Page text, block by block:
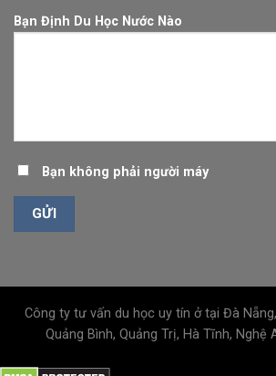
Bạn Định Du Học Nước Nào
Bạn không phải người máy
Công ty tư vấn du học uy tín ở tại Đà
Quảng Bình, Quảng Trị, Hà Tĩnh, Nghệ